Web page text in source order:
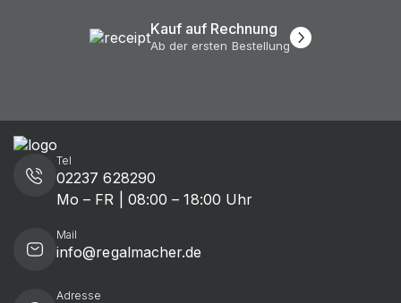
Kauf auf Rechnung
Ab der ersten Bestellung
Tel
02237 628290
Mo – FR | 08:00 – 18:00 Uhr
Mail
info@regalmacher.de
Adresse